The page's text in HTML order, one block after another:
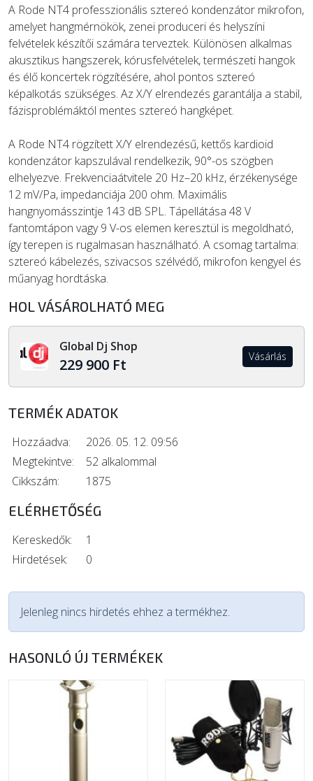
ÚJ TERMÉKEK
A Rode NT4 professzionális sztereó kondenzátor mikrofon,
amelyet hangmérnökök, zenei produceri és helyszíni
felvételek készítői számára terveztek. Különösen alkalmas
akusztikus hangszerek, kórusfelvételek, természeti hangok
és élő koncertek rögzítésére, ahol pontos sztereó
képalkotás szükséges. Az X/Y elrendezés garantálja a stabil,
fázisproblémáktól mentes sztereó hangképet.
A Rode NT4 rögzített X/Y elrendezésű, kettős kardioid
kondenzátor kapszulával rendelkezik, 90°-os szögben
elhelyezve. Frekvenciaátvitele 20 Hz–20 kHz, érzékenysége
12 mV/Pa, impedanciája 200 ohm. Maximális
hangnyomásszintje 143 dB SPL. Tápellátása 48 V
fantomtápon vagy 9 V-os elemen keresztül is megoldható,
így terepen is rugalmasan használható. A csomag tartalma:
sztereó kábelezés, szivacsos szélvédő, mikrofon kengyel és
műanyag hordtáska.
HOL VÁSÁROLHATÓ MEG
Global Dj Shop
229 900 Ft Vásárlás
TERMÉK ADATOK
Hozzáadva:
2026. 05. 12. 09:56
Megtekintve:
52 alkalommal
Cikkszám:
1875
ELÉRHETŐSÉG
Kereskedők:
1
Hirdetések:
0
Jelenleg nincs hirdetés ehhez a termékhez.
HASONLÓ ÚJ TERMÉKEK